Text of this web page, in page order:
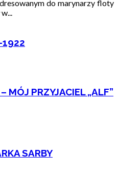
do marynarzy floty
1922
MÓJ PRZYJACIEL „ALF”
SARBY